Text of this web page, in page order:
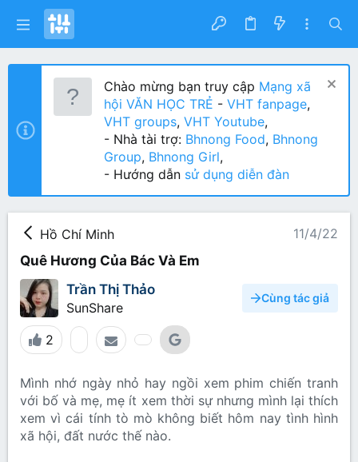
Chào mừng bạn truy cập Mạng xã
hội VĂN HỌC TRẺ - VHT fanpage,
VHT groups, VHT Youtube,
- Nhà tài trợ: Bhnong Food, Bhnong
Group, Bhnong Girl,
- Hướng dẫn sử dụng diễn đàn
Hồ Chí Minh
11/4/22
Quê Hương Của Bác Và Em
Trần Thị Thảo
SunShare
Cùng tác giả
2
Mình nhớ ngày nhỏ hay ngồi xem phim chiến tranh
với bố và mẹ, mẹ ít xem thời sự nhưng mình lại thích
xem vì cái tính tò mò không biết hôm nay tình hình
xã hội, đất nước thế nào.